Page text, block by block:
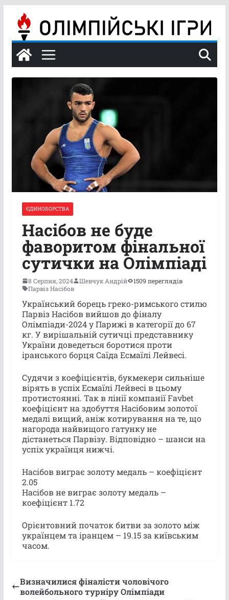
вмісту
ЄДИНОБОРСТВА
Насібов не буде
фаворитом фінальної
сутички на Олімпіаді
8 Серпня, 2024 Шевчук Андрій
1509 переглядів
Парвіз Насібов
Український борець греко-римського стилю
Парвіз Насібов вийшов до фіналу
Олімпіади-2024 у Парижі в категорії до 67
кг. У вирішальній сутичці представнику
України доведеться боротися проти
іранського борця Саїда Есмаїлі Лейвесі.
Судячи з коефіцієнтів, букмекери сильніше
вірять в успіх Есмаїлі Лейвесі в цьому
протистоянні. Так в лінії компанії Favbet
коефіцієнт на здобуття Насібовим золотої
медалі вищий, аніж котирування на те, що
нагорода найвищого ґатунку не
дістанеться Парвізу. Відповідно – шанси на
успіх українця нижчі.
Насібов виграє золоту медаль – коефіцієнт
2.05
Насібов не виграє золоту медаль –
коефіцієнт 1.72
Орієнтовний початок битви за золото між
українцем та іранцем – 19.15 за київським
часом.
Визначилися фіналісти чоловічого
волейбольного турніру Олімпіади